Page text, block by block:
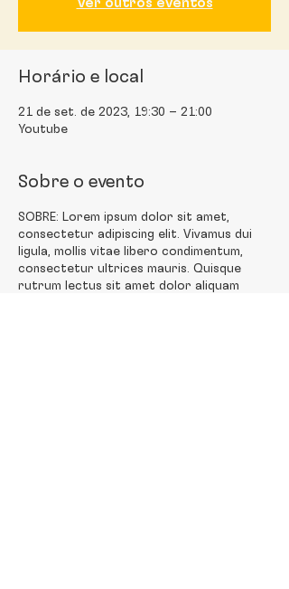
Horário e local
21 de set. de 2023, 19:30 – 21:00
Youtube
Sobre o evento
SOBRE: Lorem ipsum dolor sit amet,
consectetur adipiscing elit. Vivamus dui
ligula, mollis vitae libero condimentum,
consectetur ultrices mauris. Quisque
rutrum lectus sit amet dolor aliquam